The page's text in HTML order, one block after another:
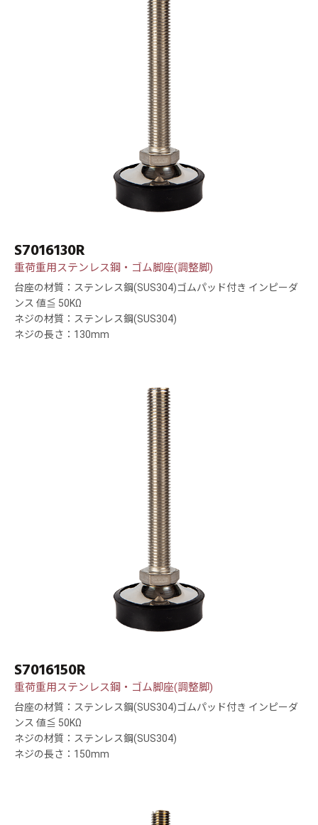
S7016130R
重荷重用ステンレス鋼・ゴム脚座(調整脚)
台座の材質：ステンレス鋼(SUS304)ゴムパッド付き インピーダ
ンス 値≦ 50KΩ
ネジの材質：ステンレス鋼(SUS304)
ネジの長さ：130mm
S7016150R
重荷重用ステンレス鋼・ゴム脚座(調整脚)
台座の材質：ステンレス鋼(SUS304)ゴムパッド付き インピーダ
ンス 値≦ 50KΩ
ネジの材質：ステンレス鋼(SUS304)
ネジの長さ：150mm